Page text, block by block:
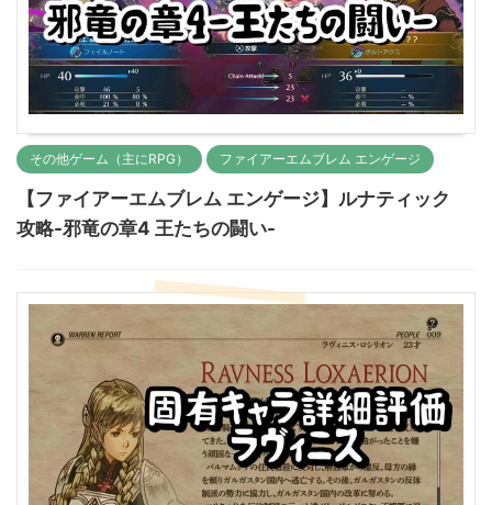
その他ゲーム（主にRPG） ファイアーエムブレム エンゲージ
【ファイアーエムブレム エンゲージ】ルナティック
攻略-邪竜の章4 王たちの闘い-